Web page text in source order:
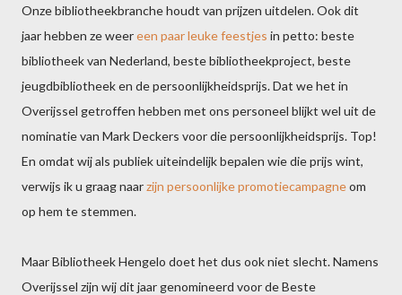
Onze bibliotheekbranche houdt van prijzen uitdelen. Ook dit
jaar hebben ze weereen paar leuke feestjes in petto: beste
bibliotheek van Nederland, beste bibliotheekproject, beste
jeugdbibliotheek en de persoonlijkheidsprijs. Dat we het in
Overijssel getroffen hebben met ons personeel blijkt wel uit de
nominatie van Mark Deckers voor die persoonlijkheidsprijs. Top!
En omdat wij als publiek uiteindelijk bepalen wie die prijs wint,
verwijs ik u graag naarzijn persoonlijke promotiecampagneom
op hem te stemmen.
Maar Bibliotheek Hengelo doet het dus ook niet slecht. Namens
Overijssel zijn wij dit jaar genomineerd voor de Beste